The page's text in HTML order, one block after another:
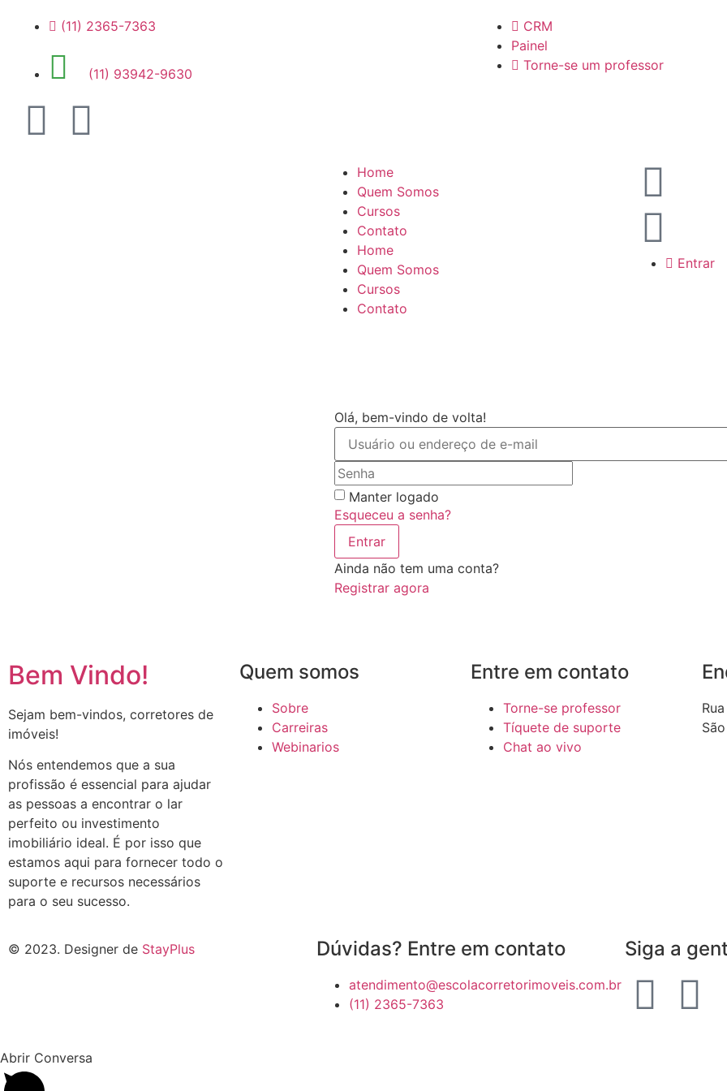
(11) 2365-7363
(11) 93942-9630
CRM
Painel
Torne-se um professor
Home
Quem Somos
Cursos
Contato
Home
Quem Somos
Cursos
Contato
Entrar
Olá, bem-vindo de volta!
Manter logado
Esqueceu a senha?
Entrar
Ainda não tem uma conta?
Registrar agora
Bem Vindo!
Sejam bem-vindos, corretores de
imóveis!
Nós entendemos que a sua
profissão é essencial para ajudar
as pessoas a encontrar o lar
perfeito ou investimento
imobiliário ideal. É por isso que
estamos aqui para fornecer todo o
suporte e recursos necessários
para o seu sucesso.
Quem somos
Sobre
Carreiras
Webinarios
Entre em contato
Torne-se professor
Tíquete de suporte
Chat ao vivo
© 2023. Designer de StayPlus Dúvidas? Entre em contato
atendimento@escolacorretorimoveis.com.br
(11) 2365-7363
Siga a
Abrir Conversa